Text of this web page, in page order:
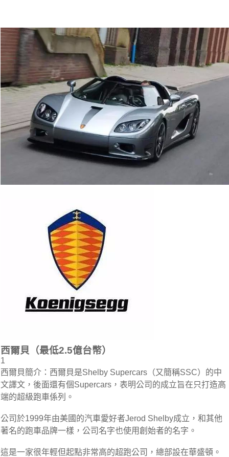
西爾貝（最低2.5億台幣）
1
西爾貝簡介：西爾貝是Shelby Supercars（又簡稱SSC）的中
文譯文，後面還有個Supercars，表明公司的成立旨在只打造高
端的超級跑車係列。
公司於1999年由美國的汽車愛好者Jerod Shelby成立，和其他
著名的跑車品牌一樣，公司名字也使用創始者的名字。
這是一家很年輕但起點非常高的超跑公司，總部設在華盛頓。